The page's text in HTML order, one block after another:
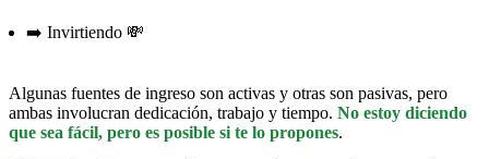
➡️ Invirtiendo 💸
Algunas fuentes de ingreso son activas y otras son pasivas, pero
ambas involucran dedicación, trabajo y tiempo. No estoy diciendo
que sea fácil, pero es posible si te lo propones.